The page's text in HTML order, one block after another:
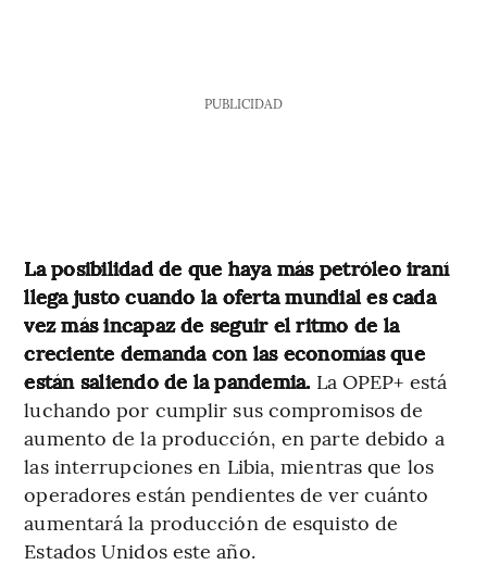
PUBLICIDAD
La posibilidad de que haya más petróleo iraní
llega justo cuando la oferta mundial es cada
vez más incapaz de seguir el ritmo de la
creciente demanda con las economías que
están saliendo de la pandemia. La OPEP+ está
luchando por cumplir sus compromisos de
aumento de la producción, en parte debido a
las interrupciones en Libia, mientras que los
operadores están pendientes de ver cuánto
aumentará la producción de esquisto de
Estados Unidos este año.